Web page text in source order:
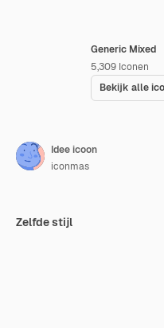
Generic Mixed
5,309 Iconen
Bekijk alle
Idee icoon
iconmas
Zelfde stijl